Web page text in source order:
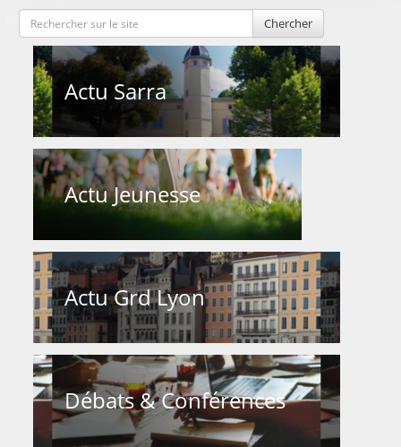
Chercher
Actu Sarra
Actu Jeunesse
Actu Grd Lyon
Débats & Conférences